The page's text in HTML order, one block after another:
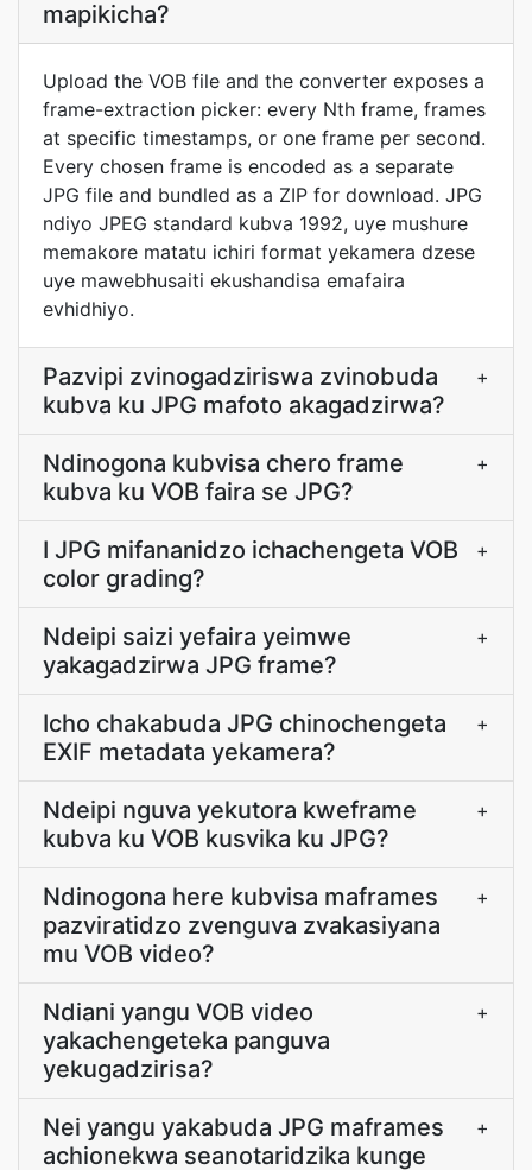
mapikicha?
Upload the VOB file and the converter exposes a
frame-extraction picker: every Nth frame, frames
at specific timestamps, or one frame per second.
Every chosen frame is encoded as a separate
JPG file and bundled as a ZIP for download. JPG
ndiyo JPEG standard kubva 1992, uye mushure
memakore matatu ichiri format yekamera dzese
uye mawebhusaiti ekushandisa emafaira
evhidhiyo.
Pazvipi zvinogadziriswa zvinobuda
kubva ku JPG mafoto akagadzirwa?
+
Ndinogona kubvisa chero frame
kubva ku VOB faira se JPG?
+
I JPG mifananidzo ichachengeta VOB
color grading?
+
Ndeipi saizi yefaira yeimwe
yakagadzirwa JPG frame?
+
Icho chakabuda JPG chinochengeta
EXIF metadata yekamera?
+
Ndeipi nguva yekutora kweframe
kubva ku VOB kusvika ku JPG?
+
Ndinogona here kubvisa maframes
pazviratidzo zvenguva zvakasiyana
mu VOB video?
+
Ndiani yangu VOB video
yakachengeteka panguva
yekugadzirisa?
+
Nei yangu yakabuda JPG maframes
achionekwa seanotaridzika kunge
+